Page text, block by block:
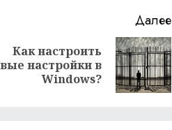
Далее
Как настроить
настройки в
Windows?